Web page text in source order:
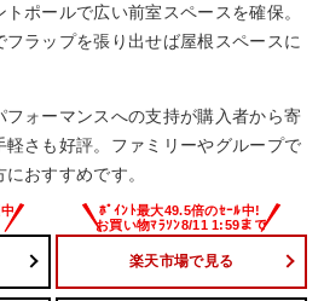
ポールで広い前室スペースを確保。
ラップを張り出せば屋根スペースに
ォーマンスへの支持が購入者から寄
さも好評。ファミリーやグループで
おすすめです。
楽天市場で見る